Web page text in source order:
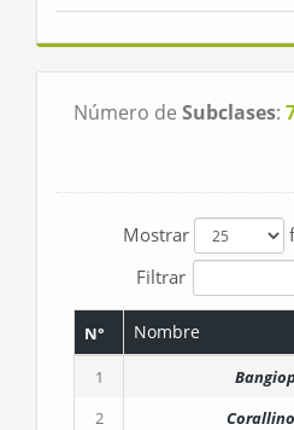
Número de Subclases:
Mostrar
Filtrar
N° Nombre
1
2